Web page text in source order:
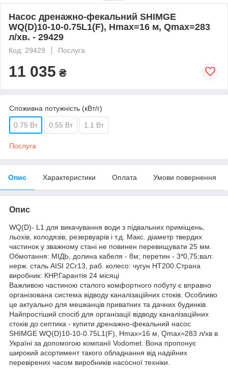
Насос дренажно-фекальний SHIMGE
WQ(D)10-10-0.75L1(F), Hmax=16 м, Qmax=283
л/хв. - 29429
Код: 29429 Послуга
11 035 ₴
Споживна потужність (кВт/г)
0.75 Вт 0.55 Вт 1.1 Вт
Послуга
Опис Характеристики Оплата Умови повернення
Опис
WQ(D)- L1 для викачування води з підвальних приміщень,
льохів, колодязів, резервуарів і т.д. Макс. діаметр твердих
частинок у зважному стані не повинен перевищувати 25 мм.
Обмотання: MIДЬ, долина кабеля - 8м; перетин - 3*0,75;вал:
нерж. сталь AISI 2Cr13, раб. колесо: чугун НТ200.Страна
виробник: КНР.Гарантія 24 місяці
Важливою частиною сталого комфортного побуту є вправно
організована система відводу каналізаційних стоків. Особливо
це актуально для мешканців приватних та дачних будинків.
Найпростіший спосіб для організації відводу каналізаційних
стоків до септика - купити дренажно-фекальний насос
SHIMGE WQ(D)10-10-0.75L1(F), Нmax=16 м, Qmax=283 л/хв в
Україні за допомогою компанії Vodomet. Вона пропонує
широкий асортимент такого обладнання від надійних
перевірених часом виробників насосної техніки.